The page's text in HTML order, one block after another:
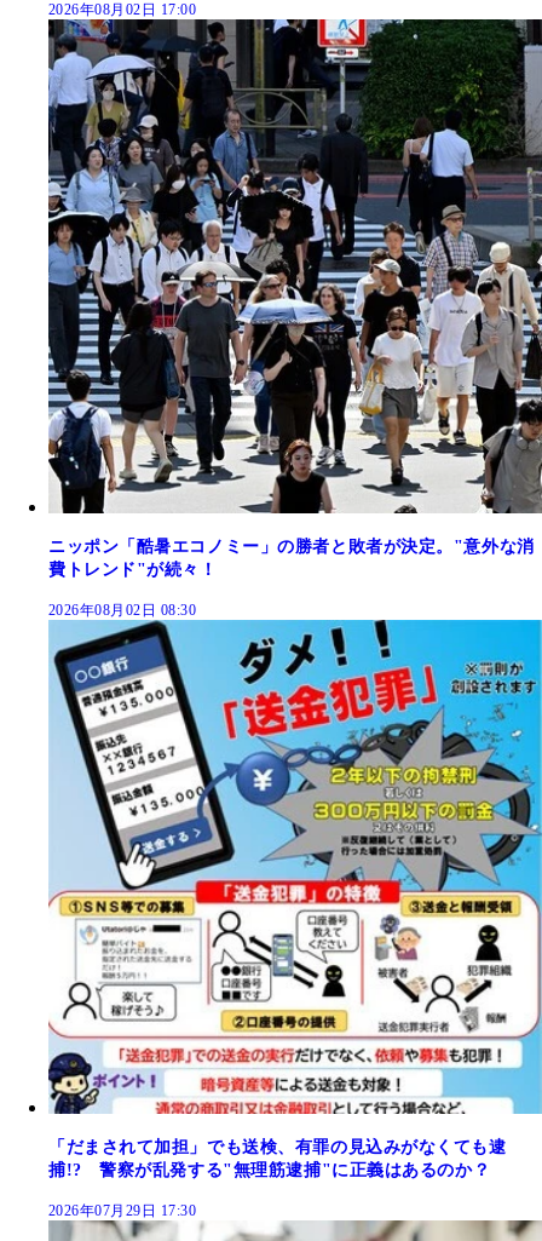
2026年08月02日 17:00
ニッポン「酷暑エコノミー」の勝者と敗者が決定。"意外な消
費トレンド"が続々！
2026年08月02日 08:30
「だまされて加担」でも送検、有罪の見込みがなくても逮
捕!? 警察が乱発する"無理筋逮捕"に正義はあるのか？
2026年07月29日 17:30